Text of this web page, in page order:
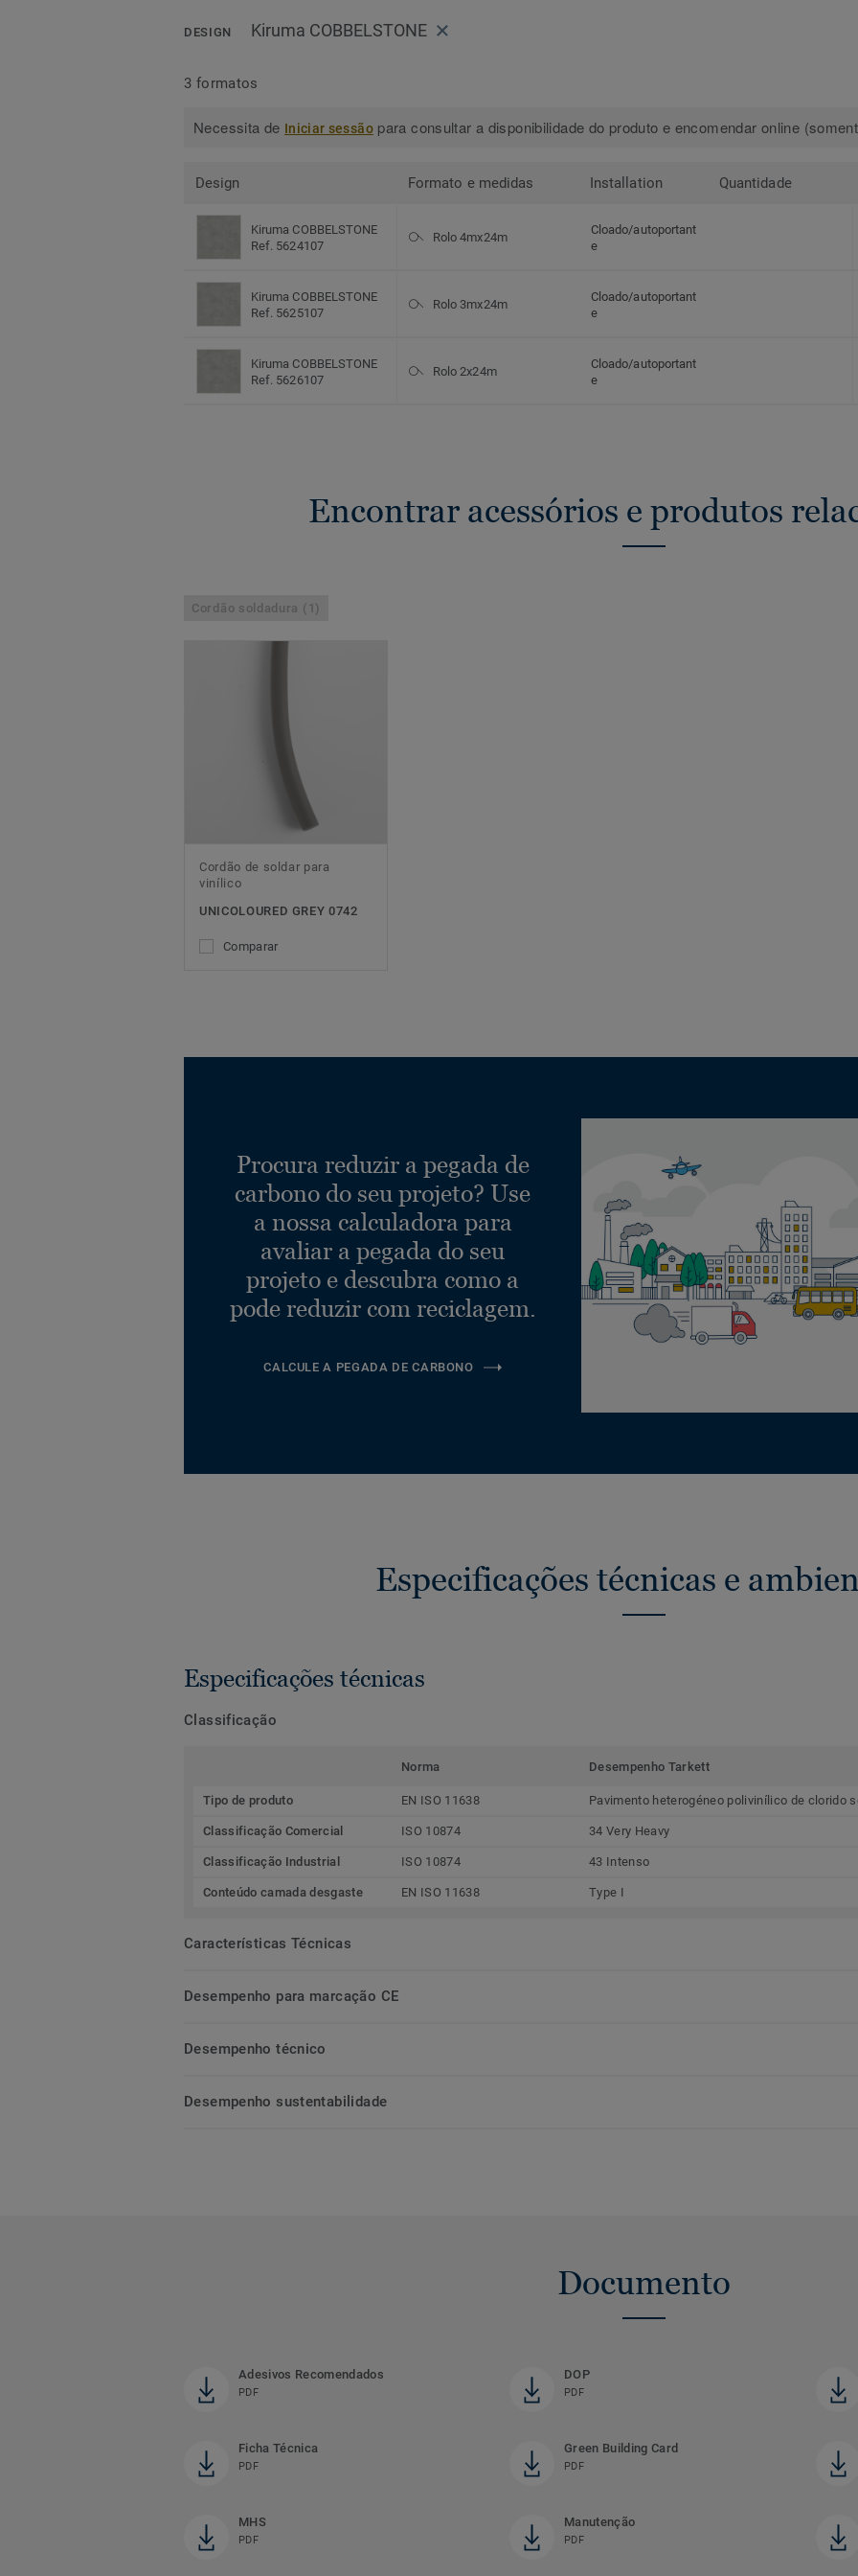
DESIGN Kiruma COBBELSTONE
3 formatos
Necessita de Iniciar sessãopara consultar a disponibilidade do produto e encomendar online
Design Formato e medidas Installation Quantidade
Kiruma COBBELSTONE
Ref. 5624107
Rolo 4mx24m
Cloado/autoportant
e
Kiruma COBBELSTONE
Ref. 5625107
Rolo 3mx24m
Cloado/autoportant
e
Kiruma COBBELSTONE
Ref. 5626107
Rolo 2x24m
Cloado/autoportant
e
Encontrar acessórios e produtos
Cordão soldadura (1)
Cordão de soldar para
vinílico
UNICOLOURED GREY 0742
Comparar
Procura reduzir a pegada de
carbono do seu projeto? Use
a nossa calculadora para
avaliar a pegada do seu
projeto e descubra como a
pode reduzir com reciclagem.
CALCULE A PEGADA DE CARBONO
Especificações técnicas e
Especificações técnicas
Classificação
Norma Desempenho Tarkett
Tipo de produto EN ISO 11638 Pavimento heterogéneo polivinílico de clorido
Classificação Comercial ISO 10874 34 Very Heavy
Classificação Industrial ISO 10874 43 Intenso
Conteúdo camada desgaste EN ISO 11638 Type I
Características Técnicas
Desempenho para marcação CE
Desempenho técnico
Desempenho sustentabilidade
Documento
Adesivos Recomendados
PDF
DOP
PDF
Ficha Técnica
PDF
Green Building Card
PDF
MHS
PDF
Manutenção
PDF